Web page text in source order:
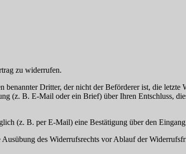
zu widerrufen.
Dritter, der nicht der Beförderer ist, die
(z. B. E-Mail oder ein Brief) über Ihren Entschluss,
(z. B. per E-Mail) eine Bestätigung über den
des Widerrufsrechts vor Ablauf der